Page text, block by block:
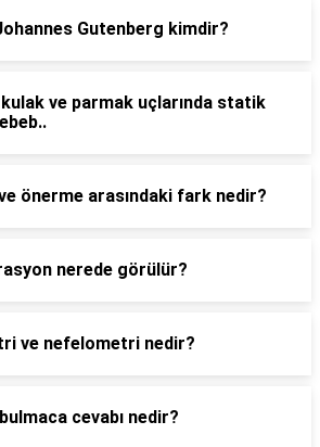
Gutenberg kimdir?
ve parmak uçlarında statik
önerme arasındaki fark nedir?
nerede görülür?
ve nefelometri nedir?
cevabı nedir?